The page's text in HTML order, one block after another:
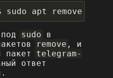
sudo в
remove , и
пакет telegram-
ответ